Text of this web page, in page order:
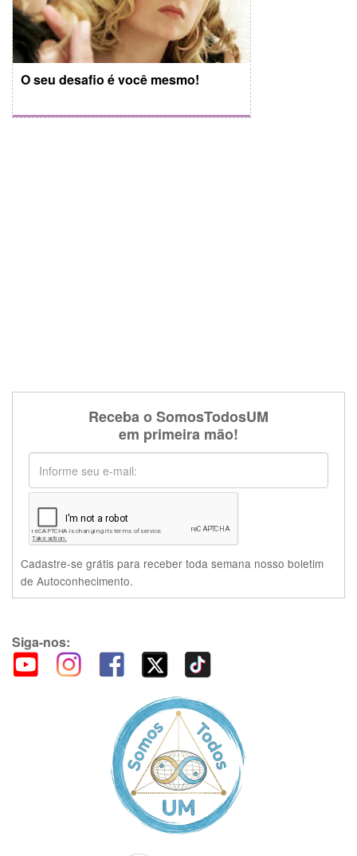
O seu desafio é você mesmo!
Receba o SomosTodosUM
em primeira mão!
Cadastre-se grátis para receber toda semana nosso boletim
de Autoconhecimento.
Siga-nos: